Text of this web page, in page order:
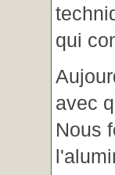
qui
avec
Nous